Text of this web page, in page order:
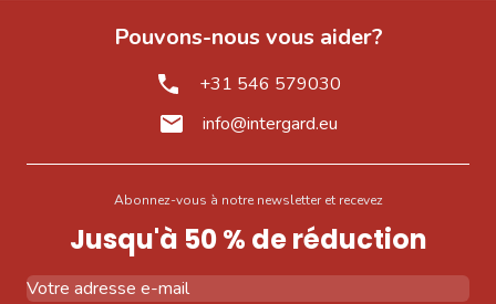
efficace avec un soutien optimal pour les jeunes plantes,
les légumes grimpants et les plantations saisonnières.
Caractéristiques techniques
Produit : tuteurs en bambou
Quantité : 100 pièces
Longueur : 250 cm
Diamètre : Ø18-20 mm
Matériau : bambou naturel
Emballage : sac de jute
Utilisation : potager, jardin, décoration, école et loisirs
Pouvons-nous vous aider?
+31 546 579030
info@intergard.eu
Abonnez-vous à notre newsletter et recevez
Jusqu'à 50 % de réduction